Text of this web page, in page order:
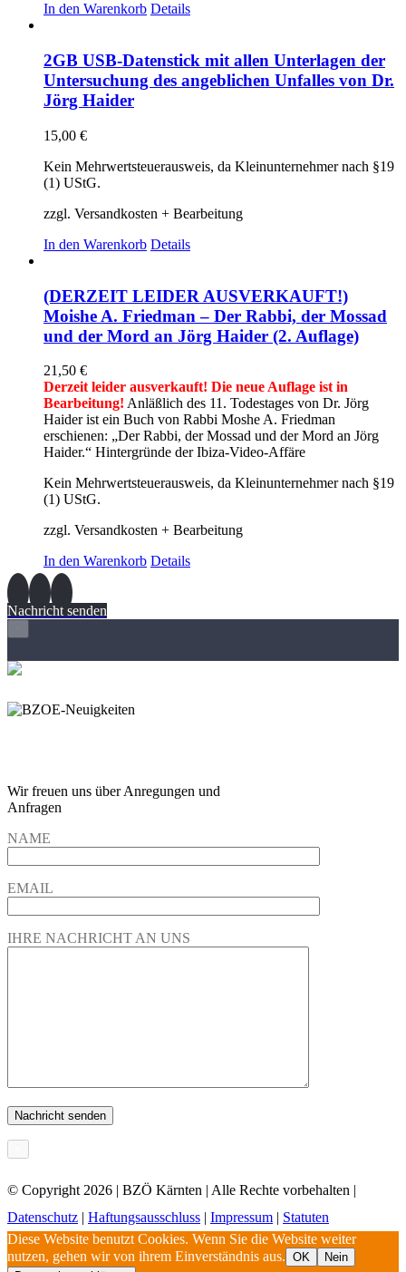
In den Warenkorb Details
2GB USB-Datenstick mit allen Unterlagen der
Untersuchung des angeblichen Unfalles von Dr.
Jörg Haider
15,00 €
Kein Mehrwertsteuerausweis, da Kleinunternehmer nach §19
(1) UStG.
zzgl. Versandkosten + Bearbeitung
In den Warenkorb Details
(DERZEIT LEIDER AUSVERKAUFT!)
Moishe A. Friedman – Der Rabbi, der Mossad
und der Mord an Jörg Haider (2. Auflage)
21,50 €
Derzeit leider ausverkauft! Die neue Auflage ist in
Bearbeitung! Anläßlich des 11. Todestages von Dr. Jörg
Haider ist ein Buch von Rabbi Moshe A. Friedman
erschienen: „Der Rabbi, der Mossad und der Mord an Jörg
Haider.“ Hintergründe der Ibiza-Video-Affäre
Kein Mehrwertsteuerausweis, da Kleinunternehmer nach §19
(1) UStG.
zzgl. Versandkosten + Bearbeitung
In den Warenkorb Details
Nachricht senden
Wir freuen uns über Anregungen und
Anfragen
NAME
EMAIL
IHRE NACHRICHT AN UNS
© Copyright 2026 | BZÖ Kärnten | Alle Rechte vorbehalten |
Datenschutz | Haftungsausschluss | Impressum | Statuten
Diese Website benutzt Cookies. Wenn Sie die Website weiter
nutzen, gehen wir von ihrem Einverständnis aus. OK
Nein